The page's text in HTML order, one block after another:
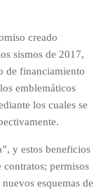
creado
sismos de 2017,
de financiamiento
emblemáticos
los cuales se
y estos beneficios
permisos
esquemas de